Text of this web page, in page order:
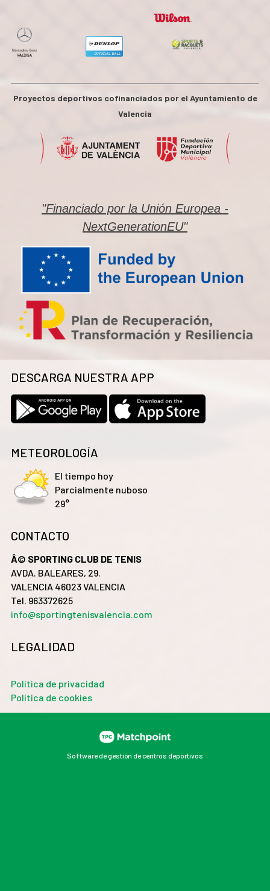
Proyectos deportivos cofinanciados por el Ayuntamiento de
Valencia
"Financiado por la Unión Europea -
NextGenerationEU"
DESCARGA NUESTRA APP
METEOROLOGÍA
El tiempo hoy
Parcialmente nuboso
29°
CONTACTO
Â© SPORTING CLUB DE TENIS
AVDA. BALEARES, 29.
VALENCIA 46023 VALENCIA
Tel. 963372625
info@sportingtenisvalencia.com
LEGALIDAD
Política de privacidad
Política de cookies
Software de gestión de centros deportivos